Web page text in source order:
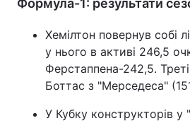
Формула-1: результати
Хемілтон повернув собі
у нього в активі 246,5
Ферстаппена-242,5.
Боттас з "Мерседеса"
У Кубку конструкторів